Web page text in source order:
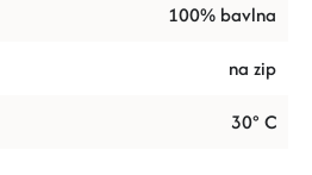
100% bavlna
na zip
30° C